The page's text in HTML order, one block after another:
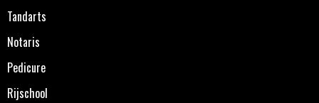
Tandarts
Notaris
Pedicure
Rijschool